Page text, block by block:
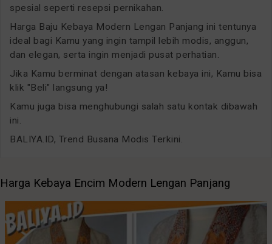
spesial seperti resepsi pernikahan.
Harga Baju Kebaya Modern Lengan Panjang ini tentunya
ideal bagi Kamu yang ingin tampil lebih modis, anggun,
dan elegan, serta ingin menjadi pusat perhatian.
Jika Kamu berminat dengan atasan kebaya ini, Kamu bisa
klik "Beli" langsung ya!
Kamu juga bisa menghubungi salah satu kontak dibawah
ini.
BALIYA.ID, Trend Busana Modis Terkini.
Harga Kebaya Encim Modern Lengan Panjang